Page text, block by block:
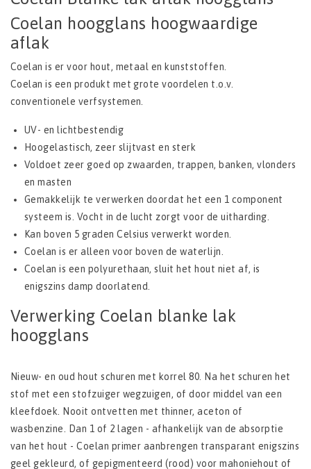
Coelan hoogglans hoogwaardige
aflak
Coelan is er voor hout, metaal en kunststoffen.
Coelan is een produkt met grote voordelen t.o.v.
conventionele verfsystemen.
UV- en lichtbestendig
Hoogelastisch, zeer slijtvast en sterk
Voldoet zeer goed op zwaarden, trappen, banken, vlonders
en masten
Gemakkelijk te verwerken doordat het een 1 component
systeem is. Vocht in de lucht zorgt voor de uitharding.
Kan boven 5 graden Celsius verwerkt worden.
Coelan is er alleen voor boven de waterlijn.
Coelan is een polyurethaan, sluit het hout niet af, is
enigszins damp doorlatend.
Verwerking Coelan blanke lak
hoogglans
Nieuw- en oud hout schuren met korrel 80. Na het schuren het
stof met een stofzuiger wegzuigen, of door middel van een
kleefdoek. Nooit ontvetten met thinner, aceton of
wasbenzine. Dan 1 of 2 lagen - afhankelijk van de absorptie
van het hout - Coelan primer aanbrengen transparant enigszins
geel gekleurd, of gepigmenteerd (rood) voor mahoniehout of